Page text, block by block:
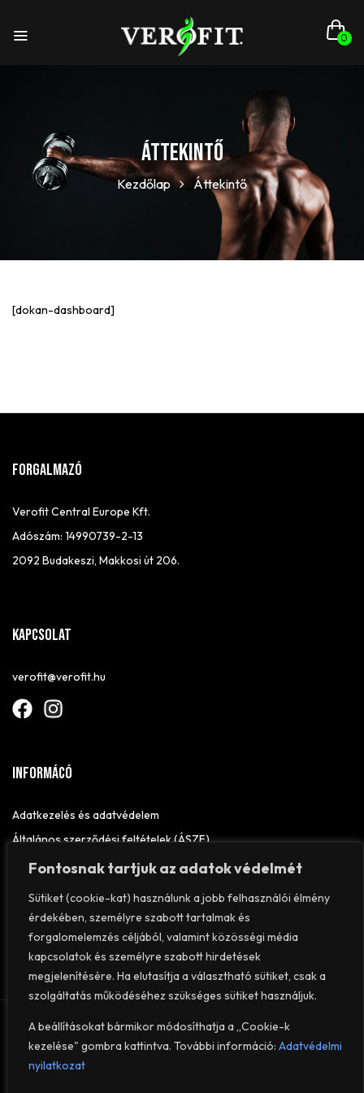
Fontosnak tartjuk az adatok védelmét
Sütiket (cookie-kat) használunk a jobb felhasználói élmény
érdekében, személyre szabott tartalmak és
forgalomelemzés céljából, valamint közösségi média
kapcsolatok és személyre szabott hirdetések
megjelenítésére. Ha elutasítja a választható sütiket, csak a
szolgáltatás működéséhez szükséges sütiket használjuk.
A beállításokat bármikor módosíthatja a „Cookie-k
kezelése" gombra kattintva. További információ: Adatvédelmi
nyilatkozat
0
Áttekintő
Kezdőlap Áttekintő
[dokan-dashboard]
FORGALMAZÓ
Verofit Central Europe Kft.
Adószám: 14990739-2-13
2092 Budakeszi, Makkosi út 206.
Kapcsolat
verofit@verofit.hu
Informácó
Adatkezelés és adatvédelem
Általános szerződési feltételek (ÁSZF)
Elállási nyilatkozat
© 2026VEROFIT– Minden jog fenntartva.